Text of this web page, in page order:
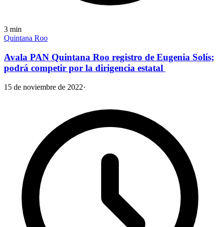
3 min
Quintana Roo
Avala PAN Quintana Roo registro de Eugenia Solís;
podrá competir por la dirigencia estatal
15 de noviembre de 2022·